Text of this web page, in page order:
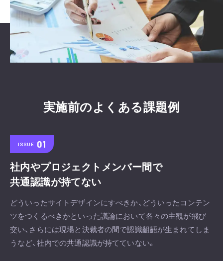
実施前のよくある課題例
ISSUE
社内やプロジェクトメンバー間で
共通認識が持てない
どういったサイトデザインにすべきか、どういったコンテン
ツをつくるべきかといった議論において各々の主観が飛び
交い、さらには現場と決裁者の間で認識齟齬が生まれてしま
うなど、社内での共通認識が持てていない。